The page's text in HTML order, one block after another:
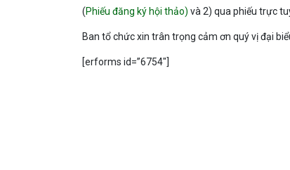
(Phiếu đăng ký hội thảo) và 2) qua phiếu trực
Ban tổ chức xin trân trọng cảm ơn quý vị đại
[erforms id=”6754″]